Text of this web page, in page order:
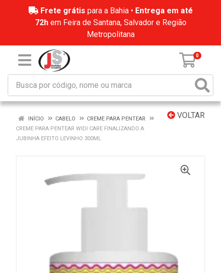
Frete grátis para a Bahia • Entrega em até
72hem Feira de Santana, Salvador e Região
Metropolitana
0
VOLTAR
INÍCIO CABELO
CREME PARA PENTEAR
CREME PARA PENTEAR WIDI CARE FINALIZANDO A
JUBINHA EFEITO LEVINHO 300ML